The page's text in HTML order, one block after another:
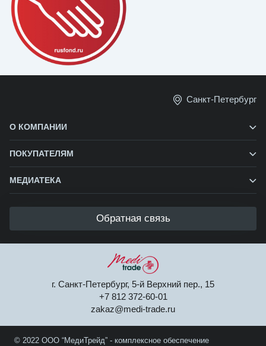
Санкт-Петербург
О КОМПАНИИ
ПОКУПАТЕЛЯМ
МЕДИАТЕКА
Обратная связь
г. Санкт-Петербург, 5-й Верхний пер., 15
+7 812 372-60-01
zakaz@medi-trade.ru
© 2022 ООО “МедиТрейд” - комплексное обеспечение